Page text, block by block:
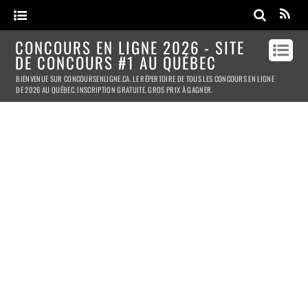
CONCOURS EN LIGNE 2026 - SITE
DE CONCOURS #1 AU QUÉBEC
BIENVENUE SUR CONCOURSENLIGNE.CA. LE RÉPERTOIRE DE TOUS LES CONCOURS EN LIGNE
DE 2026 AU QUÉBEC. INSCRIPTION GRATUITE. GROS PRIX À GAGNER.